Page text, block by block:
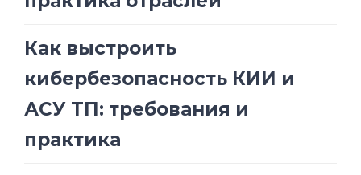
Как выстроить
кибербезопасность КИИ и
АСУ ТП: требования и
практика